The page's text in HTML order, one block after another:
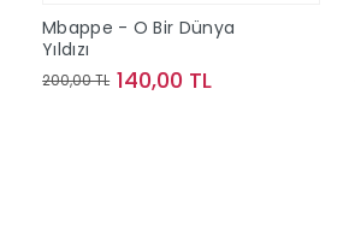
Mbappe - O Bir Dünya
Yıldızı
200,00 TL 140,00 TL